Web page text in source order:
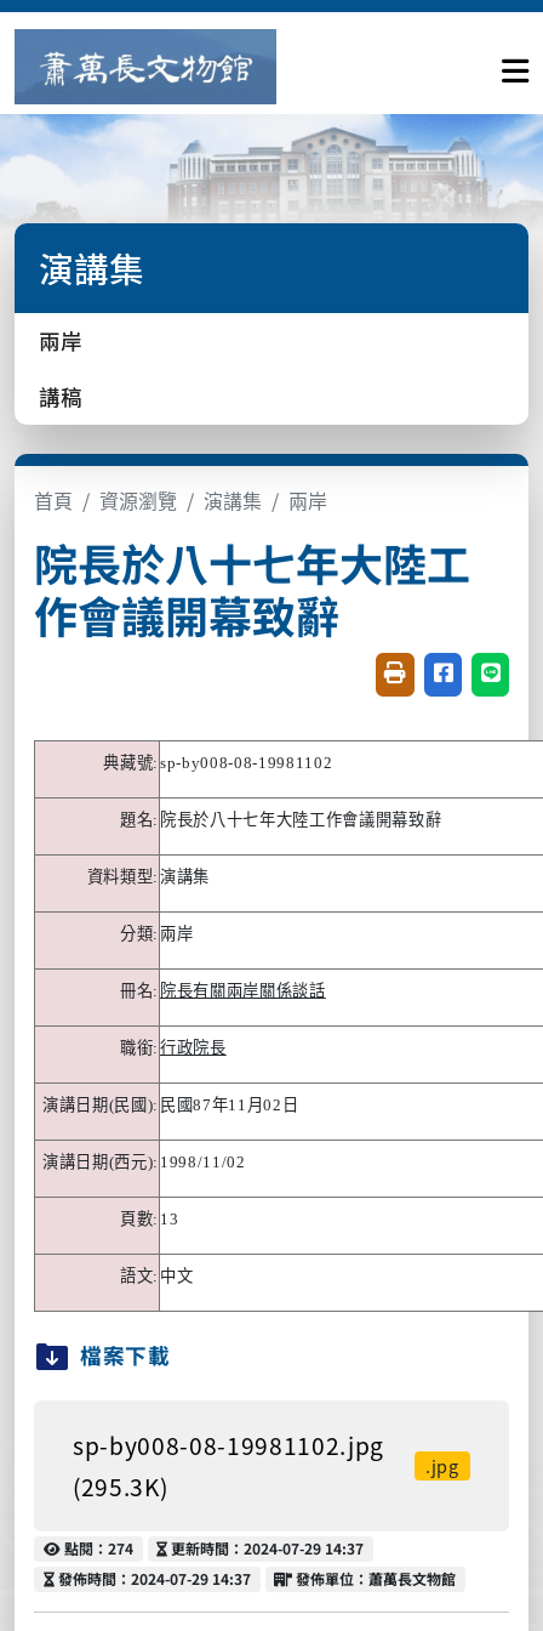
演講集
兩岸
講稿
首頁 資源瀏覽 演講集 兩岸
院長於八十七年大陸工
作會議開幕致辭
友善列印(開新視
分享至臉書
分享
典藏號: sp-by008-08-19981102
題名: 院長於八十七年大陸工作會議開幕致辭
資料類型: 演講集
分類: 兩岸
冊名: 院長有關兩岸關係談話
職銜: 行政院長
演講日期(民國): 民國87年11 月02 日
演講日期(西元): 1998/11/02
頁數: 13
語文: 中文
檔案下載
sp-by008-08-19981102.jpg
(295.3K)
.jpg
點閱
點閱：274 更新時間
更新時間：2024-07-29 14:37
發佈時間
發佈時間：2024-07-29 14:37 發佈單位
發佈單位：蕭萬長文物館